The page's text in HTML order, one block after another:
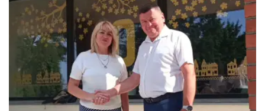
išlaidos bus padengtos iš valstybės, dalis – iš
Rokiškio rajono savivaldybės biudžeto lėšų.
Rokiškio rajono savivaldybė